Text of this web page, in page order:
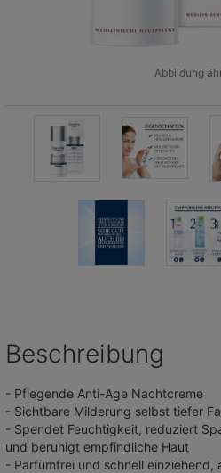
Abbildung
Beschreibung
- Pflegende Anti-Age Nachtcreme
- Sichtbare Milderung selbst tiefer
- Spendet Feuchtigkeit, reduziert
und beruhigt empfindliche Haut
- Parfümfrei und schnell einziehend,